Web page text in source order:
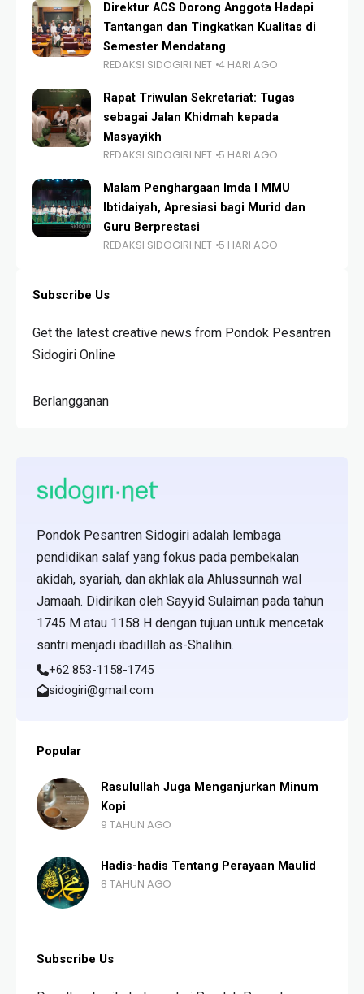
Direktur ACS Dorong Anggota Hadapi
Tantangan dan Tingkatkan Kualitas di
Semester Mendatang
REDAKSI SIDOGIRI.NET 4 HARI AGO
Rapat Triwulan Sekretariat: Tugas
sebagai Jalan Khidmah kepada
Masyayikh
REDAKSI SIDOGIRI.NET 5 HARI AGO
Malam Penghargaan Imda I MMU
Ibtidaiyah, Apresiasi bagi Murid dan
Guru Berprestasi
REDAKSI SIDOGIRI.NET 5 HARI AGO
Subscribe Us
Get the latest creative news from Pondok Pesantren
Sidogiri Online
Berlangganan
Pondok Pesantren Sidogiri adalah lembaga
pendidikan salaf yang fokus pada pembekalan
akidah, syariah, dan akhlak ala Ahlussunnah wal
Jamaah. Didirikan oleh Sayyid Sulaiman pada tahun
1745 M atau 1158 H dengan tujuan untuk mencetak
santri menjadi ibadillah as-Shalihin.
+62 853-1158-1745
sidogiri@gmail.com
Popular
Rasulullah Juga Menganjurkan Minum
Kopi
9 TAHUN AGO
Hadis-hadis Tentang Perayaan Maulid
8 TAHUN AGO
Subscribe Us